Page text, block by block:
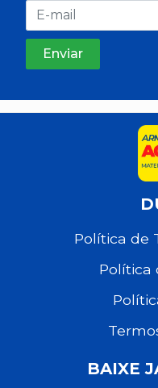
Política de
Política
BAIXE